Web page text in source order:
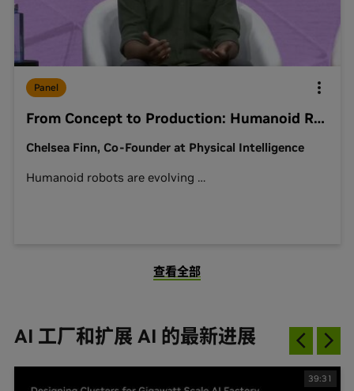
Panel
From Concept to Production: Humanoid Robotics at Scale
Chelsea Finn, Co-Founder at Physical Intelligence
Humanoid robots are evolving …
查看全部
AI 工厂和扩展 AI 的最新进展
39:31